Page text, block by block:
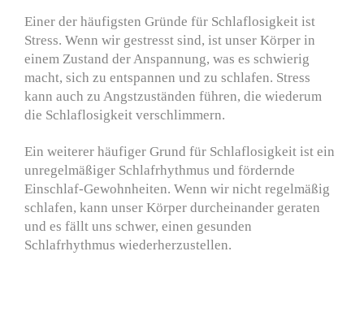
Einer der häufigsten Gründe für Schlaflosigkeit ist
Stress. Wenn wir gestresst sind, ist unser Körper in
einem Zustand der Anspannung, was es schwierig
macht, sich zu entspannen und zu schlafen. Stress
kann auch zu Angstzuständen führen, die wiederum
die Schlaflosigkeit verschlimmern.
Ein weiterer häufiger Grund für Schlaflosigkeit ist ein
unregelmäßiger Schlafrhythmus und fördernde
Einschlaf-Gewohnheiten. Wenn wir nicht regelmäßig
schlafen, kann unser Körper durcheinander geraten
und es fällt uns schwer, einen gesunden
Schlafrhythmus wiederherzustellen.